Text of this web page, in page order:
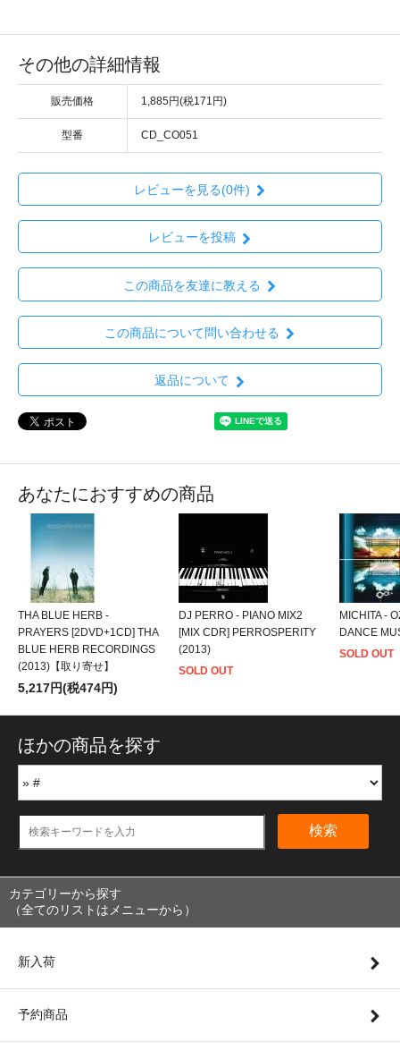
その他の詳細情報
販売価格 1,885円(税171円)
型番 CD_CO051
レビューを見る(0件)
レビューを投稿
この商品を友達に教える
この商品について問い合わせる
返品について
あなたにおすすめの商品
THA BLUE HERB -
PRAYERS [2DVD+1CD] THA
BLUE HERB RECORDINGS
(2013)【取り寄せ】
5,217円(税474円)
DJ PERRO - PIANO MIX2
[MIX CDR] PERROSPERITY
(2013)
SOLD OUT
MICHITA -
DANCE
SOLD OUT
ほかの商品を探す
検索
カテゴリーから探す
（全てのリストはメニューから）
新入荷
予約商品